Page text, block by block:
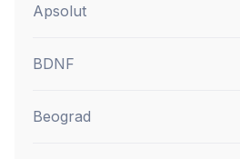
Apsolut
BDNF
Beograd